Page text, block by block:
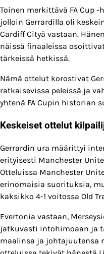
Toinen merkittävä FA Cup
jolloin Gerrardilla oli
Cardiff Cityä vastaan.
näissä finaaleissa
tärkeissä hetkissä.
Nämä ottelut korostivat
ratkaisevissa peleissä ja
yhtenä FA Cupin historian
Keskeiset ottelut
Gerrardin ura määrittyi
erityisesti Manchester
Otteluissa Manchester
erinomaisia suorituksia,
kaksikko 4-1 voitossa Old
Evertonia vastaan,
jatkuvasti intohimoaan ja
maalinsa ja johtajuutensa